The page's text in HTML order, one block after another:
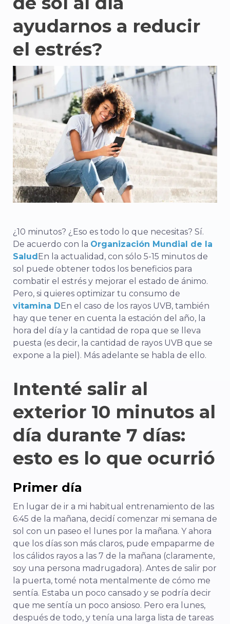
ayudarnos a reducir
el estrés?
¿10 minutos? ¿Eso es todo lo que necesitas? Sí.
De acuerdo con la Organización Mundial de la
Salud En la actualidad, con sólo 5-15 minutos de
sol puede obtener todos los beneficios para
combatir el estrés y mejorar el estado de ánimo.
Pero, si quieres optimizar tu consumo de
vitamina D En el caso de los rayos UVB, también
hay que tener en cuenta la estación del año, la
hora del día y la cantidad de ropa que se lleva
puesta (es decir, la cantidad de rayos UVB que se
expone a la piel). Más adelante se habla de ello.
Intenté salir al
exterior 10 minutos al
día durante 7 días:
esto es lo que ocurrió
Primer día
En lugar de ir a mi habitual entrenamiento de las
6:45 de la mañana, decidí comenzar mi semana de
sol con un paseo el lunes por la mañana. Y ahora
que los días son más claros, pude empaparme de
los cálidos rayos a las 7 de la mañana (claramente,
soy una persona madrugadora). Antes de salir por
la puerta, tomé nota mentalmente de cómo me
sentía. Estaba un poco cansado y se podría decir
que me sentía un poco ansioso. Pero era lunes,
después de todo, y tenía una larga lista de tareas